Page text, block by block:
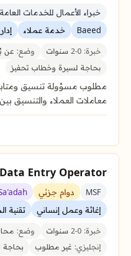
خبراء الأعمال للخدمات العامة
Baeed
خدمة عملاء
خبرة: وضع: عن
بحاجة لسيرة وخطاب تحفيز
مطلوب مسؤولة تنسيق
معاملات العملاء والتنسيق
Data Entry Operator
MSF دوام جزئي
إغاثة وعمل إنساني
تقنية
خبرة: وضع:
إنجليزي: غير مطلوب بحاجة